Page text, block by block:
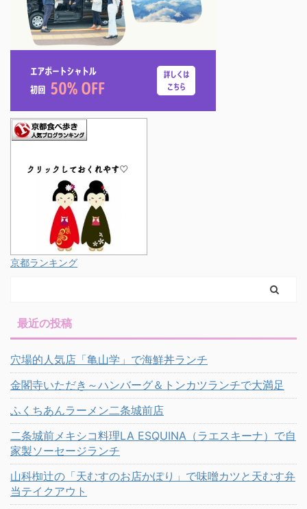
京都ランキング
最近の投稿
穴場的人気店「亀山学」で海鮮丼ランチ
金閣寺いただき～ハンバーグ＆トンカツランチで大満足
ふくちあんラーメン二条城前店
二条城前メキシコ料理LA ESQUINA（ラエスキーナ）で自
家製ソーセージランチ
山科椥辻の「天むすのお店かぽり」で味噌カツと天むす弁
当テイクアウト